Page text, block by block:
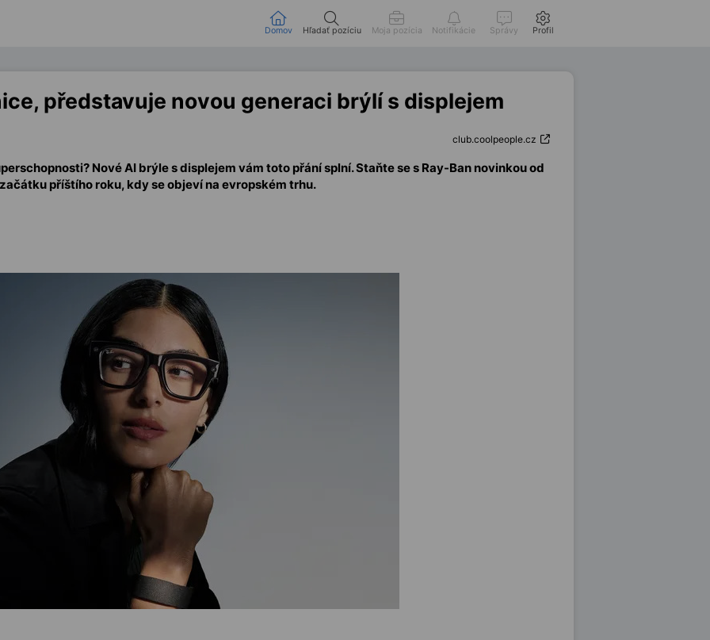
Domov Hľadať pozíciu Moja pozícia Notifikácie Správy Profil
představuje novou generaci brýlí s displejem
club.coolpeople.cz
Nové AI brýle s displejem vám toto přání splní. Staňte se s Ray-Ban novinkou od
příštího roku, kdy se objeví na evropském trhu.